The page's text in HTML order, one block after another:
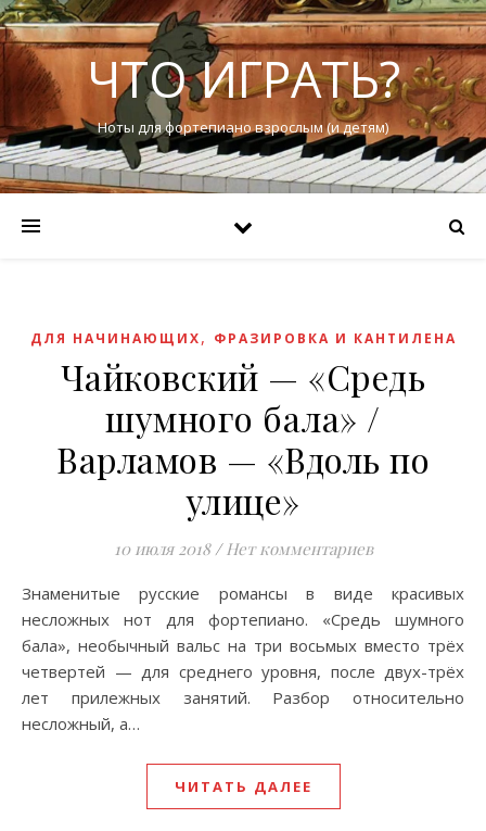
ЧТО ИГРАТЬ?
Ноты для фортепиано взрослым (и детям)
ДЛЯ НАЧИНАЮЩИХ, ФРАЗИРОВКА И КАНТИЛЕНА
Чайковский — «Средь
шумного бала» /
Варламов — «Вдоль по
улице»
10 июля 2018 / Нет комментариев
Знаменитые русские романсы в виде красивых
несложных нот для фортепиано. «Средь шумного
бала», необычный вальс на три восьмых вместо трёх
четвертей — для среднего уровня, после двух-трёх
лет прилежных занятий. Разбор относительно
несложный, а…
ЧИТАТЬ ДАЛЕЕ